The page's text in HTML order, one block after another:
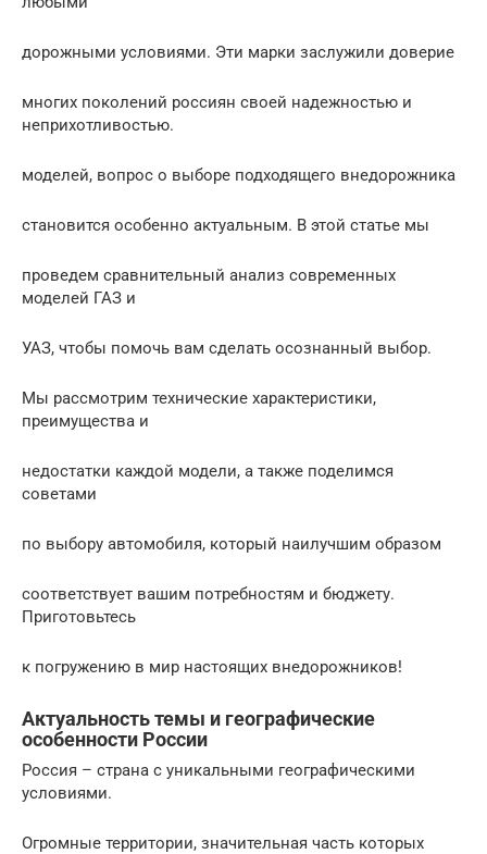
дорожными условиями. Эти марки заслужили доверие
многих поколений россиян своей надежностью и
неприхотливостью.
моделей, вопрос о выборе подходящего внедорожника
становится особенно актуальным. В этой статье мы
проведем сравнительный анализ современных
моделей ГАЗ и
УАЗ, чтобы помочь вам сделать осознанный выбор.
Мы рассмотрим технические характеристики,
преимущества и
недостатки каждой модели, а также поделимся
советами
по выбору автомобиля, который наилучшим образом
соответствует вашим потребностям и бюджету.
Приготовьтесь
к погружению в мир настоящих внедорожников!
Актуальность темы и географические
особенности России
Россия – страна с уникальными географическими
условиями.
Огромные территории, значительная часть которых